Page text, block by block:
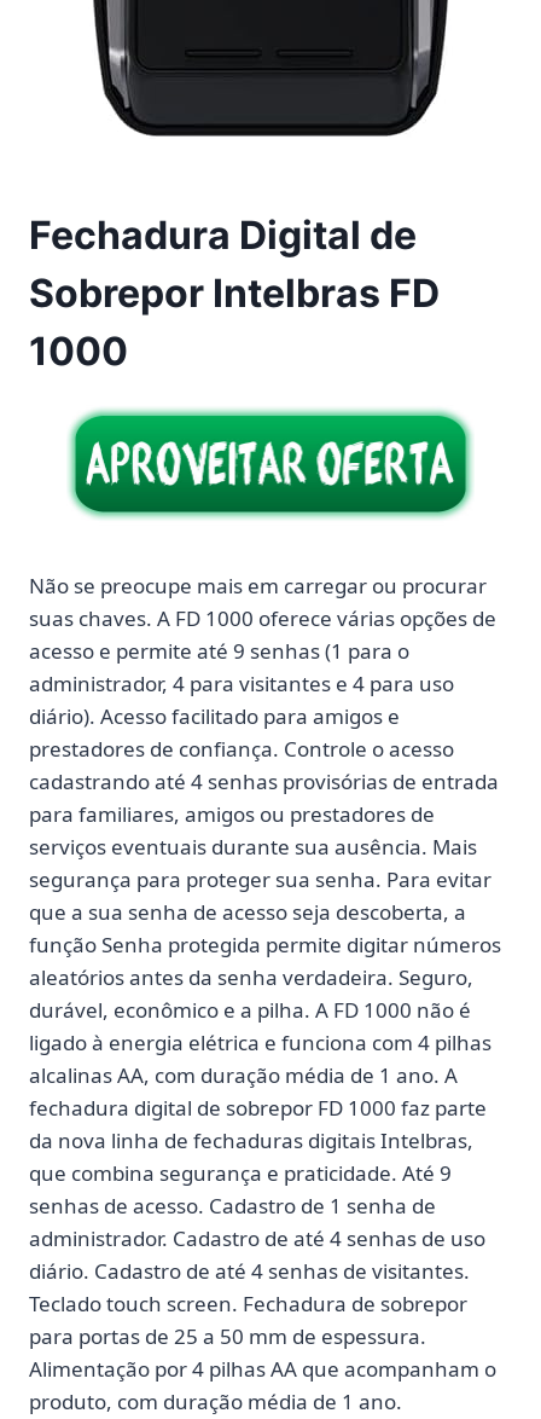
Fechadura Digital de
Sobrepor Intelbras FD
1000
Não se preocupe mais em carregar ou procurar
suas chaves. A FD 1000 oferece várias opções de
acesso e permite até 9 senhas (1 para o
administrador, 4 para visitantes e 4 para uso
diário). Acesso facilitado para amigos e
prestadores de confiança. Controle o acesso
cadastrando até 4 senhas provisórias de entrada
para familiares, amigos ou prestadores de
serviços eventuais durante sua ausência. Mais
segurança para proteger sua senha. Para evitar
que a sua senha de acesso seja descoberta, a
função Senha protegida permite digitar números
aleatórios antes da senha verdadeira. Seguro,
durável, econômico e a pilha. A FD 1000 não é
ligado à energia elétrica e funciona com 4 pilhas
alcalinas AA, com duração média de 1 ano. A
fechadura digital de sobrepor FD 1000 faz parte
da nova linha de fechaduras digitais Intelbras,
que combina segurança e praticidade. Até 9
senhas de acesso. Cadastro de 1 senha de
administrador. Cadastro de até 4 senhas de uso
diário. Cadastro de até 4 senhas de visitantes.
Teclado touch screen. Fechadura de sobrepor
para portas de 25 a 50 mm de espessura.
Alimentação por 4 pilhas AA que acompanham o
produto, com duração média de 1 ano.